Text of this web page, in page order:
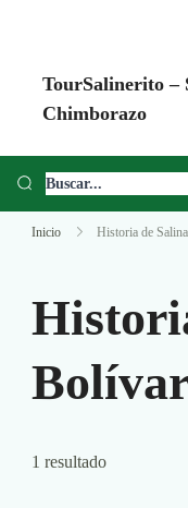
TourSalinerito –
Chimborazo
Chimborazo, Minas
Inicio Historia de
1 resultado